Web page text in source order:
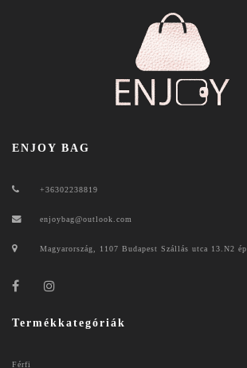
ENJOY BAG
+36302238819
enjoybag@outlook.com
Magyarország, 1107 Budapest Szállás utca 13.N2 ép.
Termékkategóriák
Férfi